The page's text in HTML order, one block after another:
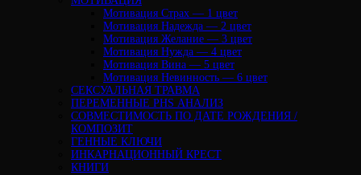
Мотивация Страх — 1 цвет
Мотивация Надежда — 2 цвет
Мотивация Желание — 3 цвет
Мотивация Нужда — 4 цвет
Мотивация Вина — 5 цвет
Мотивация Невинность — 6 цвет
СЕКСУАЛЬНАЯ ТРАВМА
ПЕРЕМЕННЫЕ PHS АНАЛИЗ
CОВМЕСТИМОСТЬ ПО ДАТЕ РОЖДЕНИЯ /
КОМПОЗИТ
ГЕННЫЕ КЛЮЧИ
ИНКАРНАЦИОННЫЙ КРЕСТ
КНИГИ